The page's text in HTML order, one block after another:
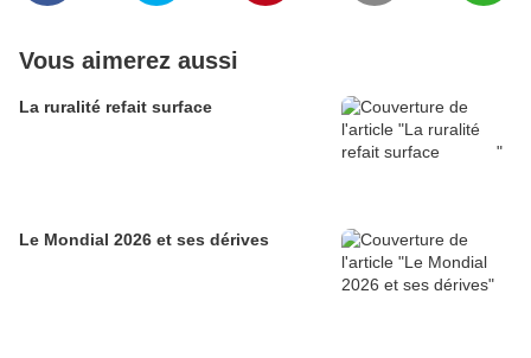
Vous aimerez aussi
Le Mondial 2026 et ses dérives